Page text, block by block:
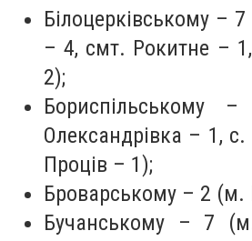
Білоцерківському –
– 4, смт. Рокитне –
2);
Бориспільському
Олександрівка – 1,
Проців – 1);
Броварському – 2 (м.
Бучанському – 7